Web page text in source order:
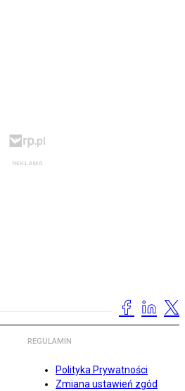
REGULAMIN
Polityka Prywatności
Zmiana ustawień zgód